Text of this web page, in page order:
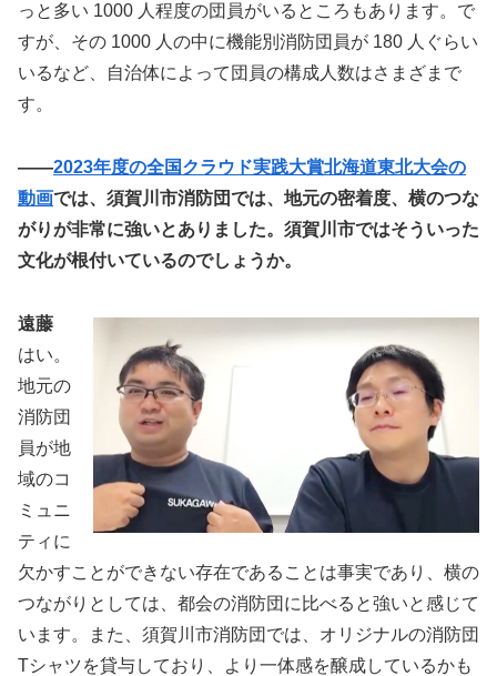
っと多い 1000 人程度の団員がいるところもあります。で
すが、その 1000 人の中に機能別消防団員が 180 人ぐらい
いるなど、自治体によって団員の構成人数はさまざまで
す。
――2023年度の全国クラウド実践大賞北海道東北大会の
動画では、須賀川市消防団では、地元の密着度、横のつな
がりが非常に強いとありました。須賀川市ではそういった
文化が根付いているのでしょうか。
遠藤
はい。
地元の
消防団
員が地
域のコ
ミュニ
ティに
欠かすことができない存在であることは事実であり、横の
つながりとしては、都会の消防団に比べると強いと感じて
います。また、須賀川市消防団では、オリジナルの消防団
Tシャツを貸与しており、より一体感を醸成しているかも